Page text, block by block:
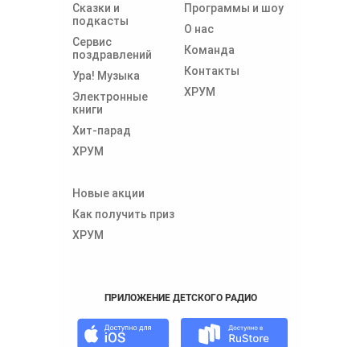
Сказки и
подкасты
Сервис
поздравлений
Ура! Музыка
Электронные
книги
Хит-парад
ХРУМ
Программы и шоу
О нас
Команда
Контакты
ХРУМ
Новые акции
Как получить приз
ХРУМ
ПРИЛОЖЕНИЕ ДЕТСКОГО РАДИО